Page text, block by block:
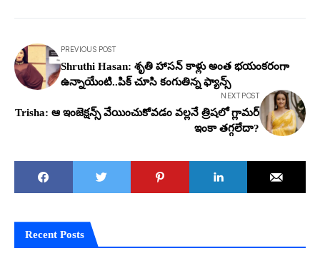
PREVIOUS POST
Shruthi Hasan: శృతి హాస‌న్ కాళ్లు అంత భ‌యంక‌రంగా
ఉన్నాయేంటి..పిక్ చూసి కంగుతిన్న ఫ్యాన్స్
NEXT POST
Trisha: ఆ ఇంజెక్షన్స్ వేయించుకోవ‌డం వ‌ల్ల‌నే త్రిష‌లో గ్లామ‌ర్
ఇంకా త‌గ్గ‌లేదా?
Recent Posts